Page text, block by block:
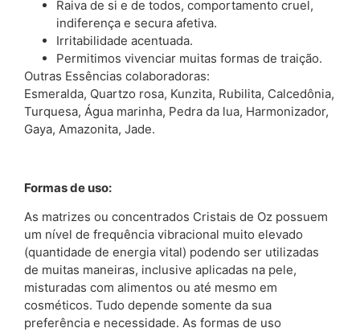
Raiva de si e de todos, comportamento cruel,
indiferença e secura afetiva.
Irritabilidade acentuada.
Permitimos vivenciar muitas formas de traição.
Outras Essências colaboradoras:
Esmeralda, Quartzo rosa, Kunzita, Rubilita, Calcedônia,
Turquesa, Água marinha, Pedra da lua, Harmonizador,
Gaya, Amazonita, Jade.
Formas de uso:
As matrizes ou concentrados Cristais de Oz possuem
um nível de frequência vibracional muito elevado
(quantidade de energia vital) podendo ser utilizadas
de muitas maneiras, inclusive aplicadas na pele,
misturadas com alimentos ou até mesmo em
cosméticos. Tudo depende somente da sua
preferência e necessidade. As formas de uso